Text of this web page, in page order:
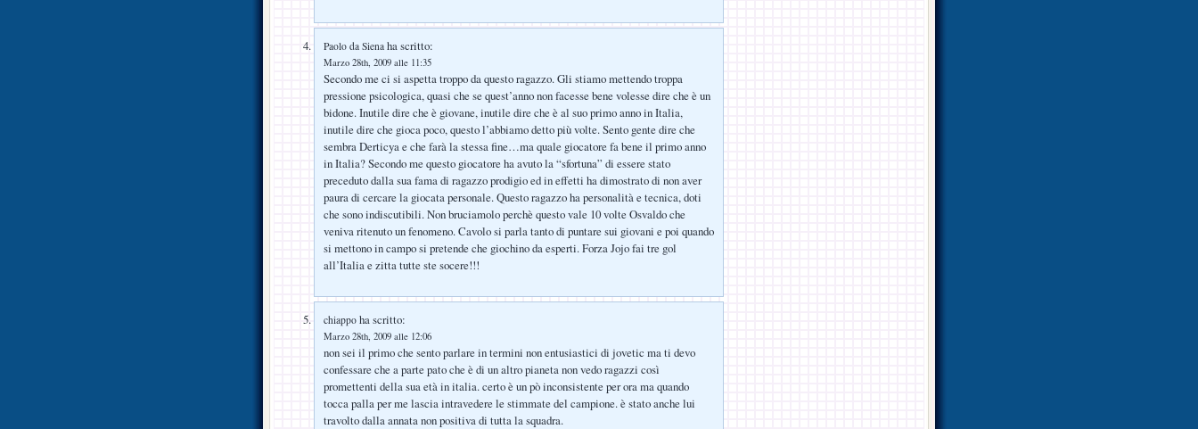
Paolo da Siena ha scritto:
Marzo 28th, 2009 alle 11:35
Secondo me ci si aspetta troppo da questo ragazzo. Gli stiamo mettendo troppa
pressione psicologica, quasi che se quest’anno non facesse bene volesse dire che è un
bidone. Inutile dire che è giovane, inutile dire che è al suo primo anno in Italia,
inutile dire che gioca poco, questo l’abbiamo detto più volte. Sento gente dire che
sembra Derticya e che farà la stessa fine…ma quale giocatore fa bene il primo anno
in Italia? Secondo me questo giocatore ha avuto la “sfortuna” di essere stato
preceduto dalla sua fama di ragazzo prodigio ed in effetti ha dimostrato di non aver
paura di cercare la giocata personale. Questo ragazzo ha personalità e tecnica, doti
che sono indiscutibili. Non bruciamolo perchè questo vale 10 volte Osvaldo che
veniva ritenuto un fenomeno. Cavolo si parla tanto di puntare sui giovani e poi quando
si mettono in campo si pretende che giochino da esperti. Forza Jojo fai tre gol
all’Italia e zitta tutte ste socere!!!
chiappo ha scritto:
Marzo 28th, 2009 alle 12:06
non sei il primo che sento parlare in termini non entusiastici di jovetic ma ti devo
confessare che a parte pato che è di un altro pianeta non vedo ragazzi così
promettenti della sua età in italia. certo è un pò inconsistente per ora ma quando
tocca palla per me lascia intravedere le stimmate del campione. è stato anche lui
travolto dalla annata non positiva di tutta la squadra.